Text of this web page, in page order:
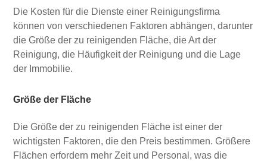
Die Kosten für die Dienste einer Reinigungsfirma
können von verschiedenen Faktoren abhängen, darunter
die Größe der zu reinigenden Fläche, die Art der
Reinigung, die Häufigkeit der Reinigung und die Lage
der Immobilie.
Größe der Fläche
Die Größe der zu reinigenden Fläche ist einer der
wichtigsten Faktoren, die den Preis bestimmen. Größere
Flächen erfordern mehr Zeit und Personal, was die